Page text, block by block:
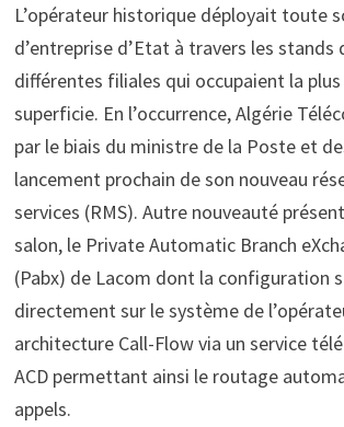
L’opérateur historique déployait toute
d’entreprise d’Etat à travers les stands
différentes filiales qui occupaient la
superficie. En l’occurrence, Algérie
par le biais du ministre de la Poste et
lancement prochain de son nouveau
services (RMS). Autre nouveauté
salon, le Private Automatic Branch
(Pabx) de Lacom dont la configuration
directement sur le système de
architecture Call-Flow via un service
ACD permettant ainsi le routage
appels.